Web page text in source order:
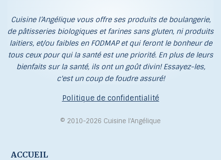
Cuisine l’Angélique vous offre ses produits de boulangerie,
de pâtisseries biologiques et farines sans gluten, ni produits
laitiers, et/ou faibles en FODMAP et qui feront le bonheur de
tous ceux pour qui la santé est une priorité. En plus de leurs
bienfaits sur la santé, ils ont un goût divin! Essayez-les,
c'est un coup de foudre assuré!
Politique de confidentialité
© 2010-2026 Cuisine l’Angélique
ACCUEIL